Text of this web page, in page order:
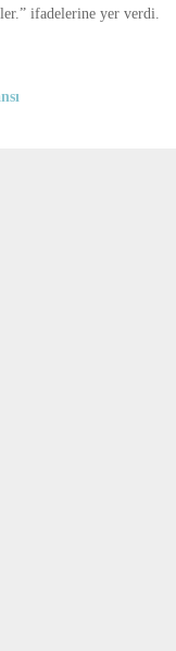
ifadelerine yer verdi.